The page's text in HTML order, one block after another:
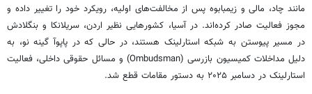
مانند چاد، مالی و زیمبابوه پس از مخالفت‌های اولیه، رویکرد خود را تغییر داده و
مجوز فعالیت صادر کرده‌اند. در آسیا، کشورهایی نظیر اردن، سریلانکا و بنگلادش
در مسیر پیوستن به شبکه استارلینک هستند، در حالی که در پاپوآ گینه نو، به
دلیل مداخلات کمیسیون بازرسی (Ombudsman) و مسائل حقوقی داخلی، فعالیت
استارلینک در دسامبر ۲۰۲۵ به دستور مقامات قطع شد.